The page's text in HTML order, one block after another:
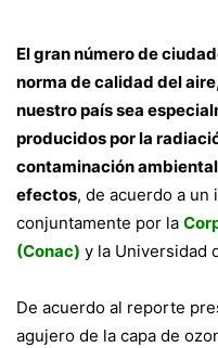
El gran número de
norma de calidad del
nuestro país sea
producidos por la
contaminación
efectos, de acuerdo a
conjuntamente por la
(Conac) y la Universidad
De acuerdo al reporte
agujero de la capa de